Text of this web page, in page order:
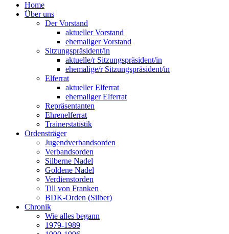
Home
Über uns
Der Vorstand
aktueller Vorstand
ehemaliger Vorstand
Sitzungspräsident/in
aktuelle/r Sitzungspräsident/in
ehemalige/r Sitzungspräsident/in
Elferrat
aktueller Elferrat
ehemaliger Elferrat
Repräsentanten
Ehrenelferrat
Trainerstatistik
Ordensträger
Jugendverbandsorden
Verbandsorden
Silberne Nadel
Goldene Nadel
Verdienstorden
Till von Franken
BDK-Orden (Silber)
Chronik
Wie alles begann
1979-1989